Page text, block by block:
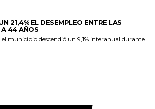
21,4% EL DESEMPLEO ENTRE LAS
A 44 AÑOS
municipio descendió un 9,1% interanual durante